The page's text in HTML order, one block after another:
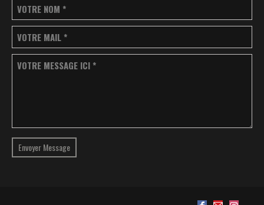
VOTRE NOM *
VOTRE MAIL *
VOTRE MESSAGE ICI *
Envoyer Message